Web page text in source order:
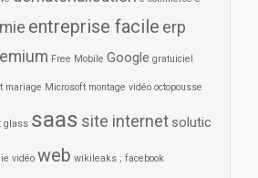
entreprise facile erp
Free Mobile Google gratuiciel
mariage Microsoft montage vidéo octopousse
glass saas site internet solutic
vidéo web wikileaks ; facebook